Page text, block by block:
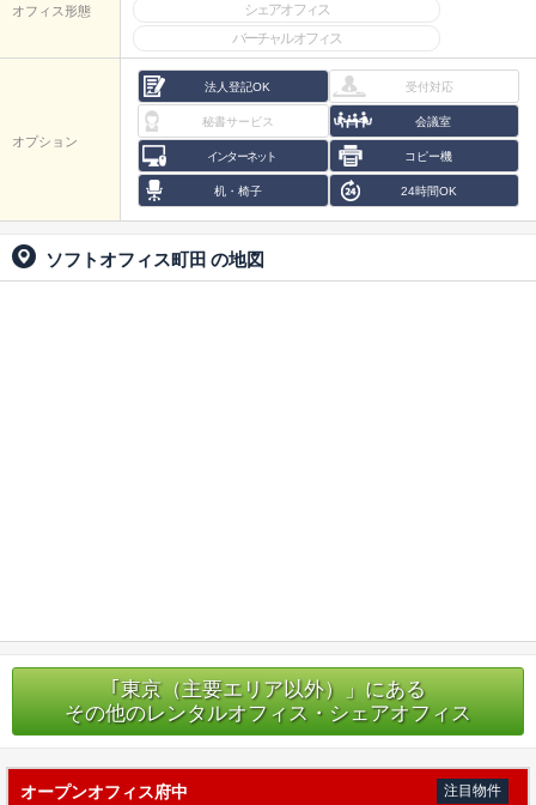
オフィス形態
シェアオフィス
バーチャルオフィス
オプション
法人登記OK 受付対応
秘書サービス 会議室
インターネット コピー機
机・椅子 24時間OK
ソフトオフィス町田 の地図
｢東京（主要エリア以外）」にある
その他のレンタルオフィス・シェアオフィス
オープンオフィス府中 注目物件